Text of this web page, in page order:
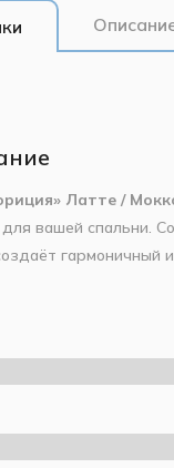
Латте /
вашей спальни.
плавно, без
поверхности
и удобна для